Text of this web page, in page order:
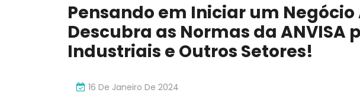
Pensando em Iniciar um
Descubra as Normas da ANVISA
Industriais e Outros Setores!
16 De Janeiro De 2024